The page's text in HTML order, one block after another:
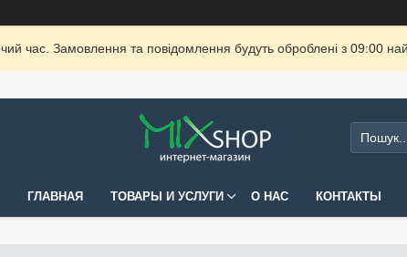
час. Замовлення та повідомлення будуть оброблені з 09:00
ГЛАВНАЯ ТОВАРЫ И УСЛУГИ О НАС КОНТАКТЫ